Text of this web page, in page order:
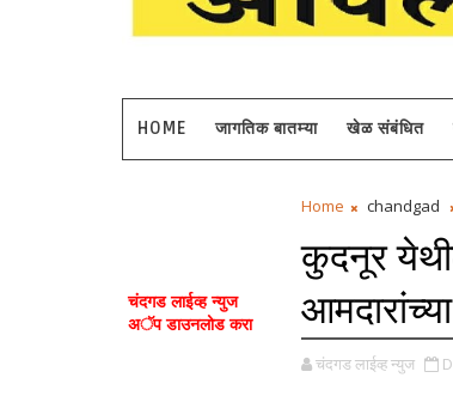
HOME जागतिक बातम्या खेळ संबंधित
चंदगड लाईव्ह न्युज
अॅप डाउनलोड करा
Home chandgad
कुदनूर
चंदगड लाईव्ह न्युज